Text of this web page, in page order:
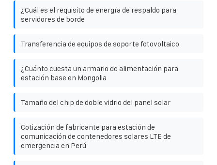
¿Cuál es el requisito de energía de respaldo para
servidores de borde
Transferencia de equipos de soporte fotovoltaico
¿Cuánto cuesta un armario de alimentación para
estación base en Mongolia
Tamaño del chip de doble vidrio del panel solar
Cotización de fabricante para estación de
comunicación de contenedores solares LTE de
emergencia en Perú